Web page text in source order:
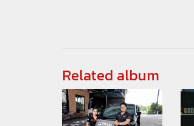
Related album